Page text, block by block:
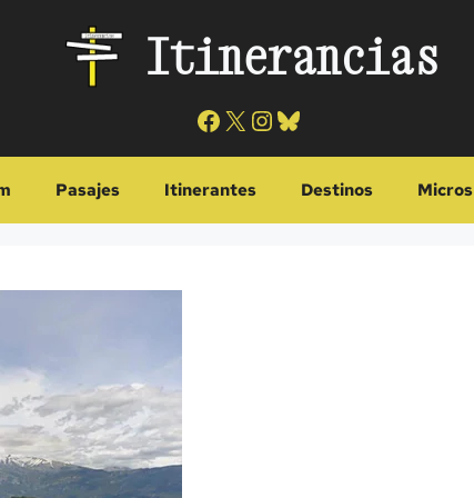
Itinerancias
Facebook
X Instagram
Bluesky
Pasajes Itinerantes Destinos Micros